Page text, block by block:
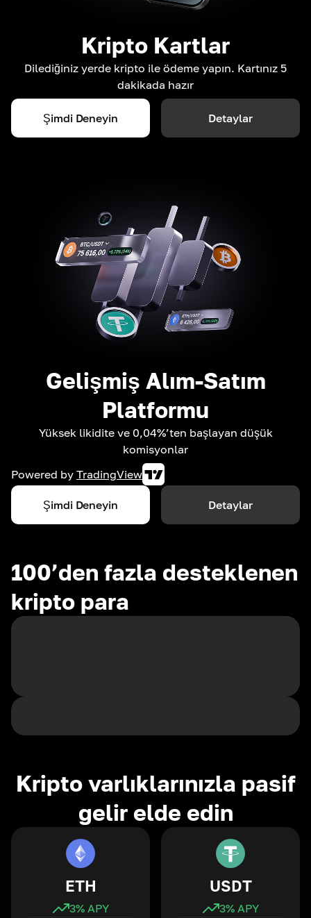
Kripto Kartlar
Dilediğiniz yerde kripto ile ödeme yapın. Kartınız 5
dakikada hazır
Şimdi Deneyin Detaylar
Gelişmiş Alım-Satım
Platformu
Yüksek likidite ve 0,04%’ten başlayan düşük
komisyonlar
Powered by TradingView
Şimdi Deneyin Detaylar
100’den fazla desteklenen
kripto para
Kripto varlıklarınızla pasif
gelir elde edin
ETH
3% APY
USDT
3% APY